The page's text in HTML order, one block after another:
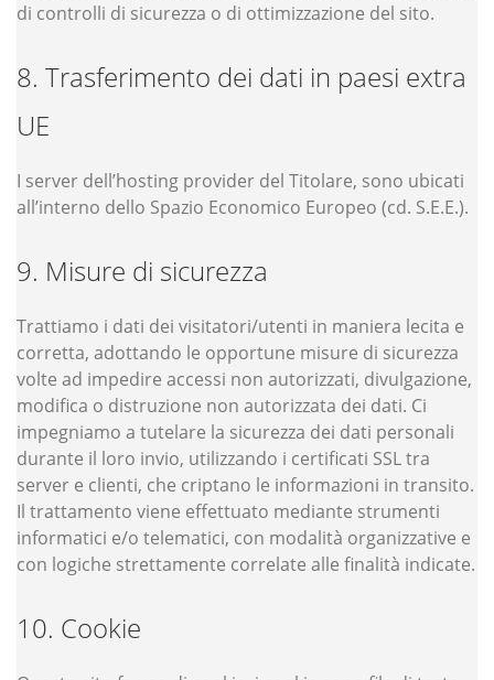
di controlli di sicurezza o di ottimizzazione del sito.
Trasferimento dei dati in paesi extra
UE
I server dell’hosting provider del Titolare, sono ubicati
all’interno dello Spazio Economico Europeo (cd. S.E.E.).
Misure di sicurezza
Trattiamo i dati dei visitatori/utenti in maniera lecita e
corretta, adottando le opportune misure di sicurezza
volte ad impedire accessi non autorizzati, divulgazione,
modifica o distruzione non autorizzata dei dati. Ci
impegniamo a tutelare la sicurezza dei dati personali
durante il loro invio, utilizzando i certificati SSL tra
server e clienti, che criptano le informazioni in transito.
Il trattamento viene effettuato mediante strumenti
informatici e/o telematici, con modalità organizzative e
con logiche strettamente correlate alle finalità indicate.
Cookie